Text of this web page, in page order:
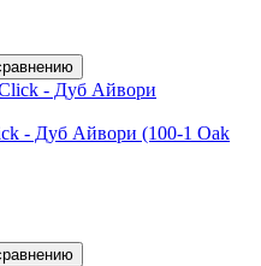
- Дуб Айвори (100-1 Оak